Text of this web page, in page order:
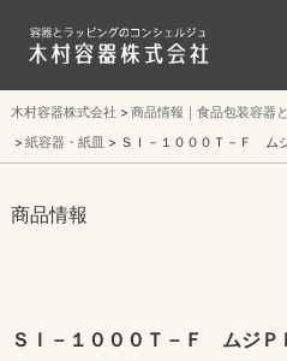
木村容器株式会社
商品情報｜食品包装容器
紙容器・紙皿
ＳＩ－１０００Ｔ－Ｆ ム
商品情報
ＳＩ－１０００Ｔ－Ｆ ムジＰ